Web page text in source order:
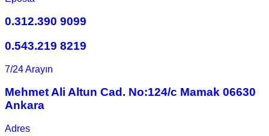
0.312.390 9099
0.543.219 8219
7/24 Arayın
Mehmet Ali Altun Cad. No:124/c Mamak 06630
Ankara
Adres